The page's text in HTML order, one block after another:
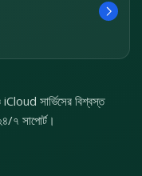
সার্ভিসের বিশ্বস্ত
৭ সাপোর্ট।